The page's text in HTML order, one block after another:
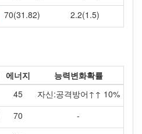
70(31.82) 2.2(1.5)
에너지
능력변화확률
45
자신:공격방어↑↑ 10%
70
-